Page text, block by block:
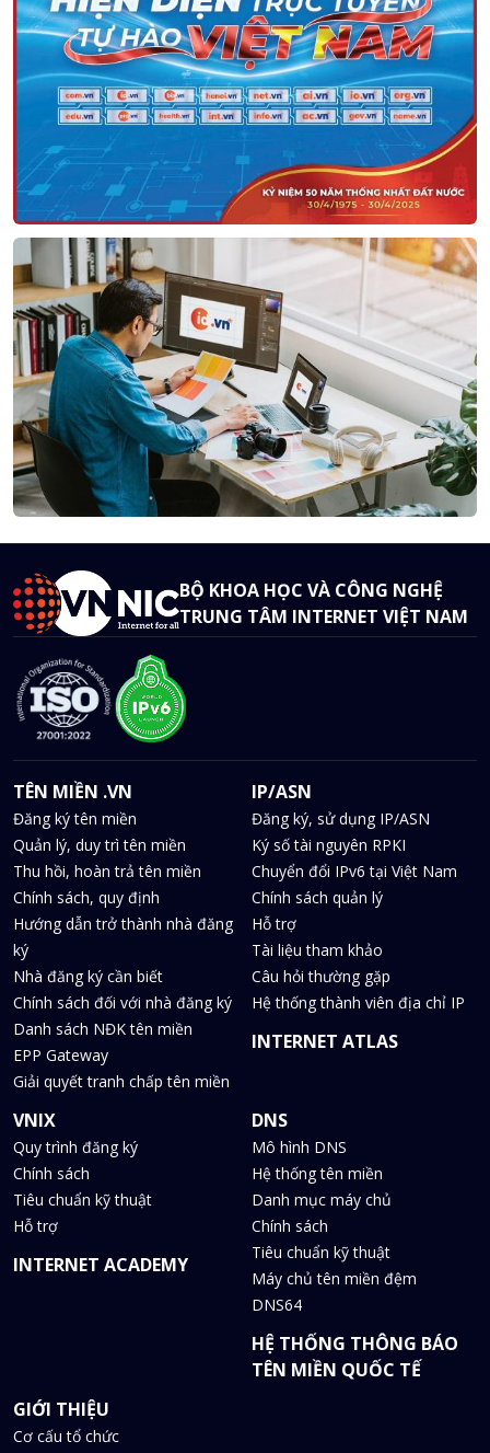
BỘ KHOA HỌC VÀ CÔNG NGHỆ
TRUNG TÂM INTERNET VIỆT NAM
TÊN MIỀN .VN
Đăng ký tên miền
Quản lý, duy trì tên miền
Thu hồi, hoàn trả tên miền
Chính sách, quy định
Hướng dẫn trở thành nhà đăng
ký
Nhà đăng ký cần biết
Chính sách đối với nhà đăng ký
Danh sách NĐK tên miền
EPP Gateway
Giải quyết tranh chấp tên miền
IP/ASN
Đăng ký, sử dụng IP/ASN
Ký số tài nguyên RPKI
Chuyển đổi IPv6 tại Việt Nam
Chính sách quản lý
Hỗ trợ
Tài liệu tham khảo
Câu hỏi thường gặp
Hệ thống thành viên địa chỉ IP
INTERNET ATLAS
VNIX
Quy trình đăng ký
Chính sách
Tiêu chuẩn kỹ thuật
Hỗ trợ
INTERNET ACADEMY
DNS
Mô hình DNS
Hệ thống tên miền
Danh mục máy chủ
Chính sách
Tiêu chuẩn kỹ thuật
Máy chủ tên miền đệm
DNS64
HỆ THỐNG THÔNG BÁO
TÊN MIỀN QUỐC TẾ
GIỚI THIỆU
Cơ cấu tổ chức